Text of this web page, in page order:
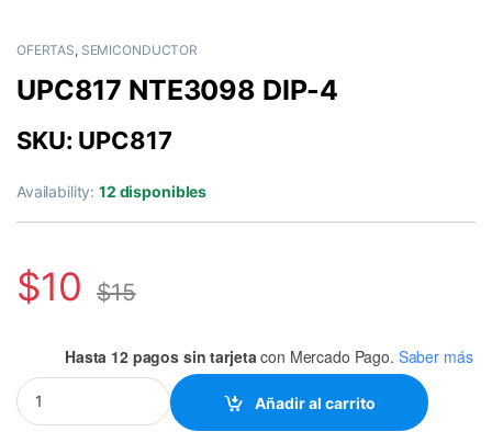
OFERTAS, SEMICONDUCTOR
UPC817 NTE3098 DIP-4
SKU: UPC817
Availability:12 disponibles
$10 $15
Hasta 12 pagos sin tarjeta con Mercado Pago. Saber más
UPC817 NTE3098 DIP-4 quantity
Añadir al carrito